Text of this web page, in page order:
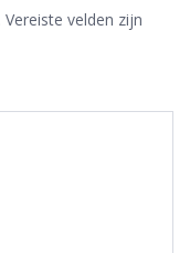
Vereiste velden zijn